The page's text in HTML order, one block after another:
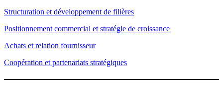
Structuration et développement de filières
Positionnement commercial et stratégie de croissance
Achats et relation fournisseur
Coopération et partenariats stratégiques